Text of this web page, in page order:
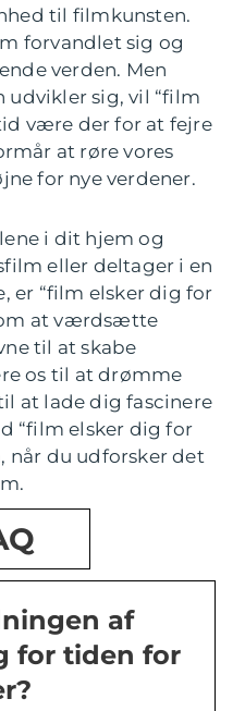
til filmkunsten.
forvandlet sig og
verden. Men
udvikler sig, vil “film
være der for at fejre
at røre vores
for nye verdener.
i dit hjem og
eller deltager i en
er “film elsker dig for
at værdsætte
til at skabe
os til at drømme
at lade dig fascinere
“film elsker dig for
når du udforsker det
af
for tiden for